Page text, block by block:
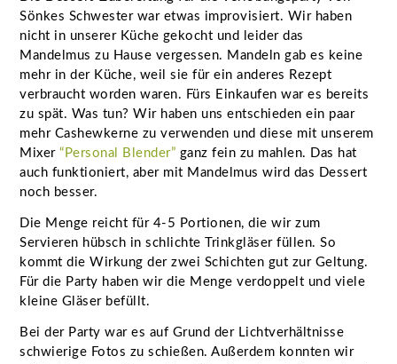
Sönkes Schwester war etwas improvisiert. Wir haben
nicht in unserer Küche gekocht und leider das
Mandelmus zu Hause vergessen. Mandeln gab es keine
mehr in der Küche, weil sie für ein anderes Rezept
verbraucht worden waren. Fürs Einkaufen war es bereits
zu spät. Was tun? Wir haben uns entschieden ein paar
mehr Cashewkerne zu verwenden und diese mit unserem
Mixer“Personal Blender” ganz fein zu mahlen. Das hat
auch funktioniert, aber mit Mandelmus wird das Dessert
noch besser.
Die Menge reicht für 4-5 Portionen, die wir zum
Servieren hübsch in schlichte Trinkgläser füllen. So
kommt die Wirkung der zwei Schichten gut zur Geltung.
Für die Party haben wir die Menge verdoppelt und viele
kleine Gläser befüllt.
Bei der Party war es auf Grund der Lichtverhältnisse
schwierige Fotos zu schießen. Außerdem konnten wir